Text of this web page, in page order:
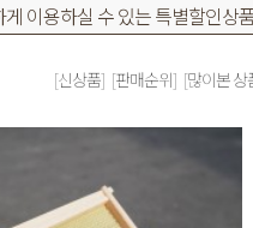
이용하실 수 있는 특별할인상
[신상품] [판매순위] [많이본 상